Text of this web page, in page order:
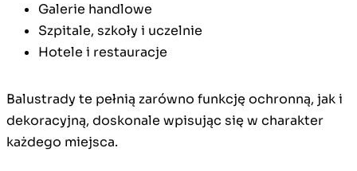
Galerie handlowe
Szpitale, szkoły i uczelnie
Hotele i restauracje
Balustrady te pełnią zarówno funkcję ochronną, jak i
dekoracyjną, doskonale wpisując się w charakter
każdego miejsca.